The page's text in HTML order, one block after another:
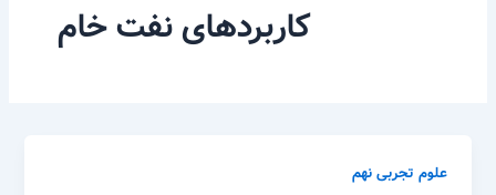
کاربردهای نفت خام
علوم تجربی نهم